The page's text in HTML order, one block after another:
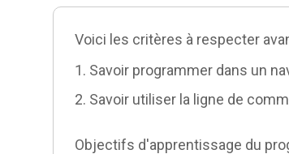
Voici les critères à respecter
Savoir programmer dans un
Savoir utiliser la ligne de
Objectifs d'apprentissage du